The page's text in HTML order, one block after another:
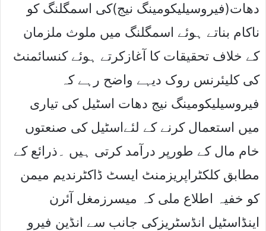
دھات(فیروسیلیکومینگ نیج)کی اسمگلنگ کو
ناکام بناتے ہوئے اسمگلنگ میں ملوث ملزمان
کے خلاف تحقیقات کا آغازکرتے ہوئے کنسائمنٹ
کی کلیئرنس روک دیہے واضح رہے کہ
فیروسیلیکومینگ نیج دھات اسٹیل کی تیاری
میں استعمال کرنے کے لئےاسٹیل کی صنعتوں
خام مال کے طورپر درآمد کرتی ہیں ۔ذرائع کے
مطابق کلکٹراپریزمنٹ ایسٹ ڈاکٹرندیم میمن
کو خفیہ اطلاع ملی کہ میسرزمغل آئرن
اینڈاسٹیل انڈسٹریزکی جانب سے انڈین فیرو